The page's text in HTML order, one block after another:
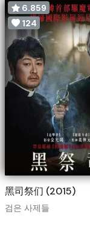
6.859
124
黑司祭们 (2015)
검은 사제들